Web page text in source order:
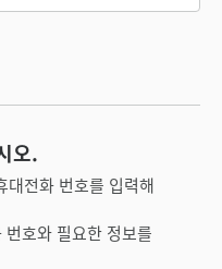
오.
대전화 번호를 입력해
호와 필요한 정보를